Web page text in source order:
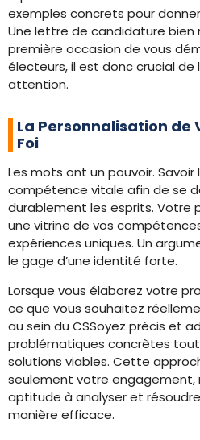
exemples concrets pour
Une lettre de candidature
première occasion de vous
électeurs, il est donc crucial
attention.
La Personnalisation de
Foi
Les mots ont un pouvoir. Savoir
compétence vitale afin de se
durablement les esprits. Votre
une vitrine de vos
expériences uniques. Un
le gage d’une identité forte.
Lorsque vous élaborez votre
ce que vous souhaitez
au sein du CSSoyez précis et
problématiques concrètes
solutions viables. Cette
seulement votre
aptitude à analyser et
manière efficace.